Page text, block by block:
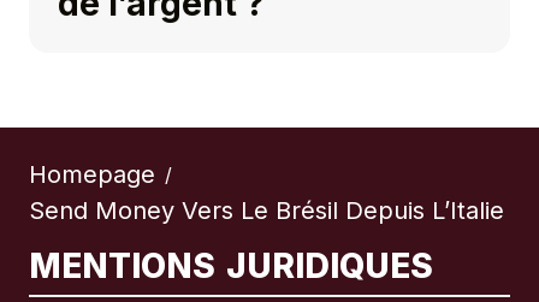
Homepage /
Send Money Vers Le Brésil Depuis L’Italie
MENTIONS JURIDIQUES